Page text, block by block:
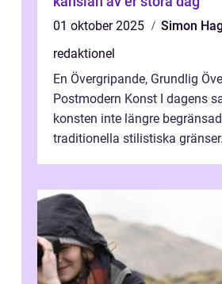
01 oktober 2025
Simon
redaktionel
En Övergripande, Grundlig
Postmodern Konst I dagens
konsten inte längre
traditionella stilistiska